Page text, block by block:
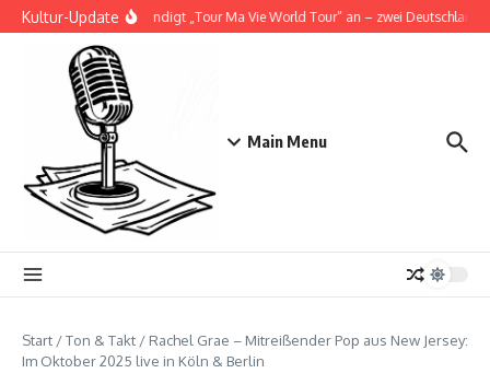
Zum Inhalt springen
Kultur-UpdateDoja Cat kündigt „Tour Ma Vie World Tour“ an – zwei
Main Menu
Start /Ton & Takt / Rachel Grae – Mitreißender Pop aus New Jersey:
Im Oktober 2025 live in Köln & Berlin